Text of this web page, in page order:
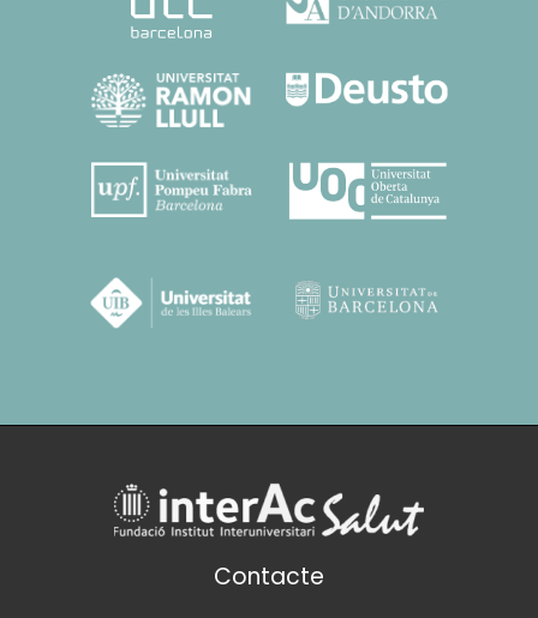
Contacte